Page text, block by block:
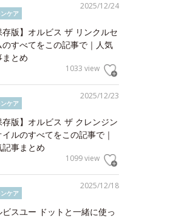
2025/12/24
ケア
存版】オルビス ザ リンクルセ
のすべてをこの記事で｜人気
まとめ
1033 view
2025/12/23
ケア
存版】オルビス ザ クレンジン
イルのすべてをこの記事で｜
記事まとめ
1099 view
2025/12/18
ケア
ビスユー ドットと一緒に使っ